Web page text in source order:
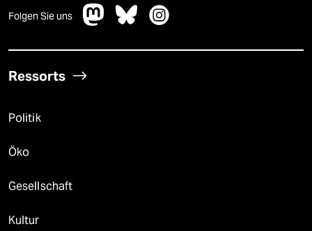
Folgen Sie uns
Ressorts
Politik
Öko
Gesellschaft
Kultur